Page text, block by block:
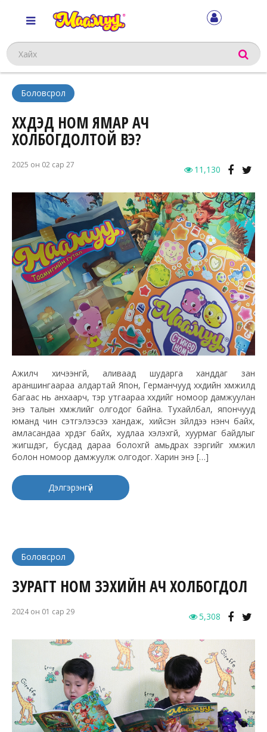
Хайх
Боловсрол
ХҮҮХДЭД НОМ ЯМАР АЧ
ХОЛБОГДОЛТОЙ ВЭ?
2025 он 02 сар 27 11,130
Ажилч хичээнгүй, аливаад шударга ханддаг зан
араншингаараа алдартай Япон, Германчууд хүүхдийн хүмүүжилд
багаас нь анхаарч, тэр утгаараа хүүхдийг номоор дамжуулан
энэ талын хүмүүжлийг олгодог байна. Тухайлбал, япончууд
юманд чин сэтгэлээсээ хандаж, хийсэн зүйлдээ үнэнч байх,
амласандаа хүрдэг байх, худлаа хэлэхгүй, хуурмаг байдлыг
жигшдэг, бусдад дараа болохгүй амьдрах зэргийг хүмүүжил
болон номоор дамжуулж олгодог. Харин энэ […]
Дэлгэрэнгүй
Боловсрол
ЗУРАГТ НОМ ҮЗЭХИЙН АЧ ХОЛБОГДОЛ
2024 он 01 сар 29 5,308